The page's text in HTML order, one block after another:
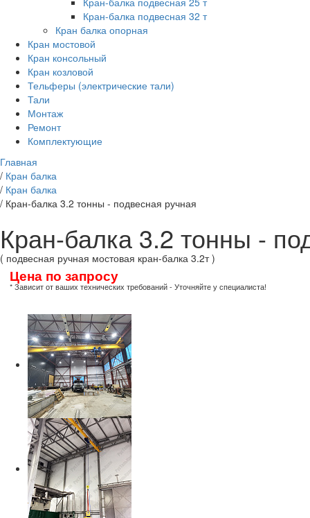
Кран-балка подвесная 32 т
Кран балка опорная
Кран мостовой
Кран консольный
Кран козловой
Тельферы (электрические тали)
Тали
Монтаж
Ремонт
Комплектующие
Главная
/ Кран балка
/ Кран балка
/ Кран-балка 3.2 тонны - подвесная ручная
Кран-балка 3.2 тонны -
( подвесная ручная мостовая кран-балка 3.2т )
Цена по запросу
* Зависит от ваших технических требований - Уточняйте у специалиста!